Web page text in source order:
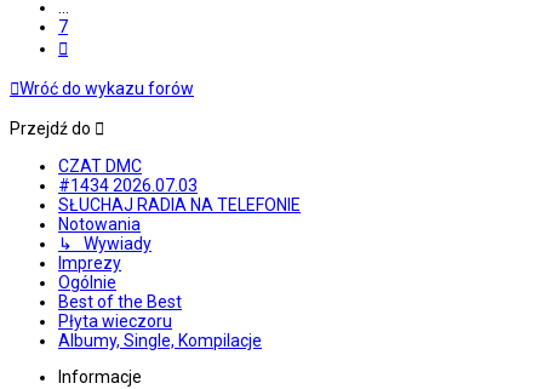
7
Wróć do wykazu forów
Przejdź do
CZAT DMC
#1434 2026.07.03
SŁUCHAJ RADIA NA TELEFONIE
Notowania
↳ Wywiady
Imprezy
Ogólnie
Best of the Best
Płyta wieczoru
Albumy, Single, Kompilacje
Informacje